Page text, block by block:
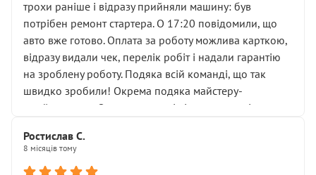
лобовим склом. Мені пояснили, що це “старі гайки, які
відкручували”, і попросили не хвилюватися. ( надіюсь
новий власник, не застяг в полі))
Але після нинішнього візиту такі дрібниці вже не
здаються дрібницями.
Я — клієнт, який працює на довірі, і саме її цей сервіс
Хотілося б більше:
• належної уваги до авто
• прозорості в роботах і рахунках
трохи раніше і відразу прийняли машину: був
потрібен ремонт стартера. О 17:20 повідомили, що
авто вже готово. Оплата за роботу можлива карткою,
відразу видали чек, перелік робіт і надали гарантію
на зроблену роботу. Подяка всій команді, що так
швидко зробили! Окрема подяка майстеру-
приймальнику Олександру: всі чітко та по суті.
звертатися до цього автосервісу.
Ростислав С.
8 місяців тому